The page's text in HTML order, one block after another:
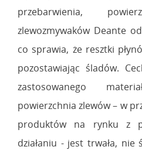
przebarwienia,
zlewozmywaków Deante
co sprawia, że resztki
pozostawiając śladów.
zastosowanego
powierzchnia zlewów – w
produktów na rynku z
działaniu - jest trwała,